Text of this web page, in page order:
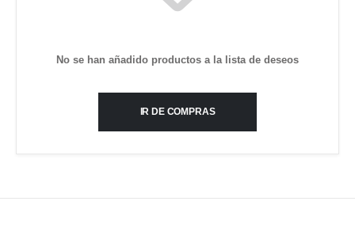
No se han añadido productos a la lista de deseos
IR DE COMPRAS